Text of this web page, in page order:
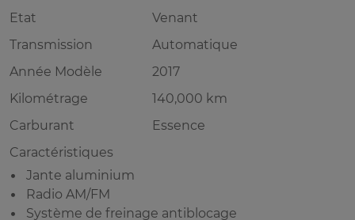
Etat
Venant
Transmission
Automatique
Année Modèle
2017
Kilométrage
140,000 km
Carburant
Essence
Caractéristiques
Jante aluminium
Radio AM/FM
Système de freinage antiblocage